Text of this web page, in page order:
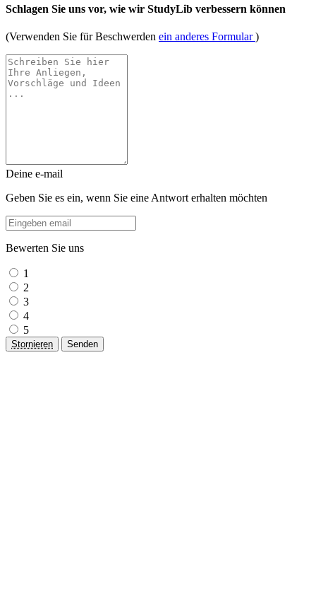
Schlagen Sie uns vor, wie wir StudyLib verbessern können
(Verwenden Sie für Beschwerden ein anderes Formular)
Deine e-mail
Geben Sie es ein, wenn Sie eine Antwort erhalten möchten
Bewerten Sie uns
1
2
3
4
5
Stornieren Senden